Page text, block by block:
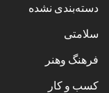
دسته‌بندی نشده
سلامتی
فرهنگ وهنر
کسب و کار